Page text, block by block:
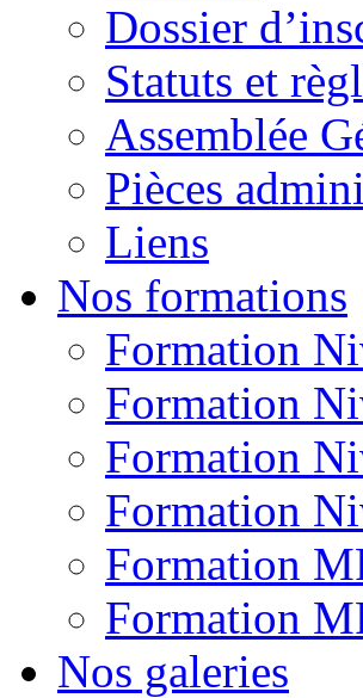
Dossier
Statuts et
Assemblée
Pièces
Liens
Nos formations
Formation
Formation
Formation
Formation
Formation
Formation
Nos galeries